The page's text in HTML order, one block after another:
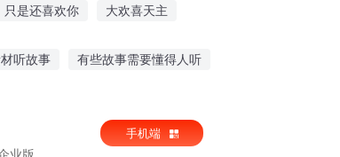
只是还喜欢你 大欢喜天主
听故事 有些故事需要懂得人听
业版
手机端